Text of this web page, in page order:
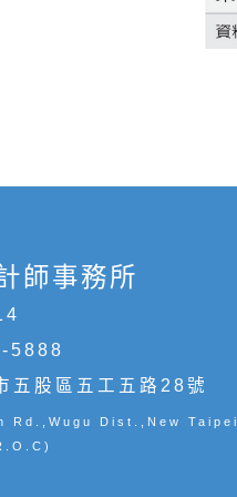
師事務所
5888
五股區五工五路28號
Rd.,Wugu Dist.,New Taipei